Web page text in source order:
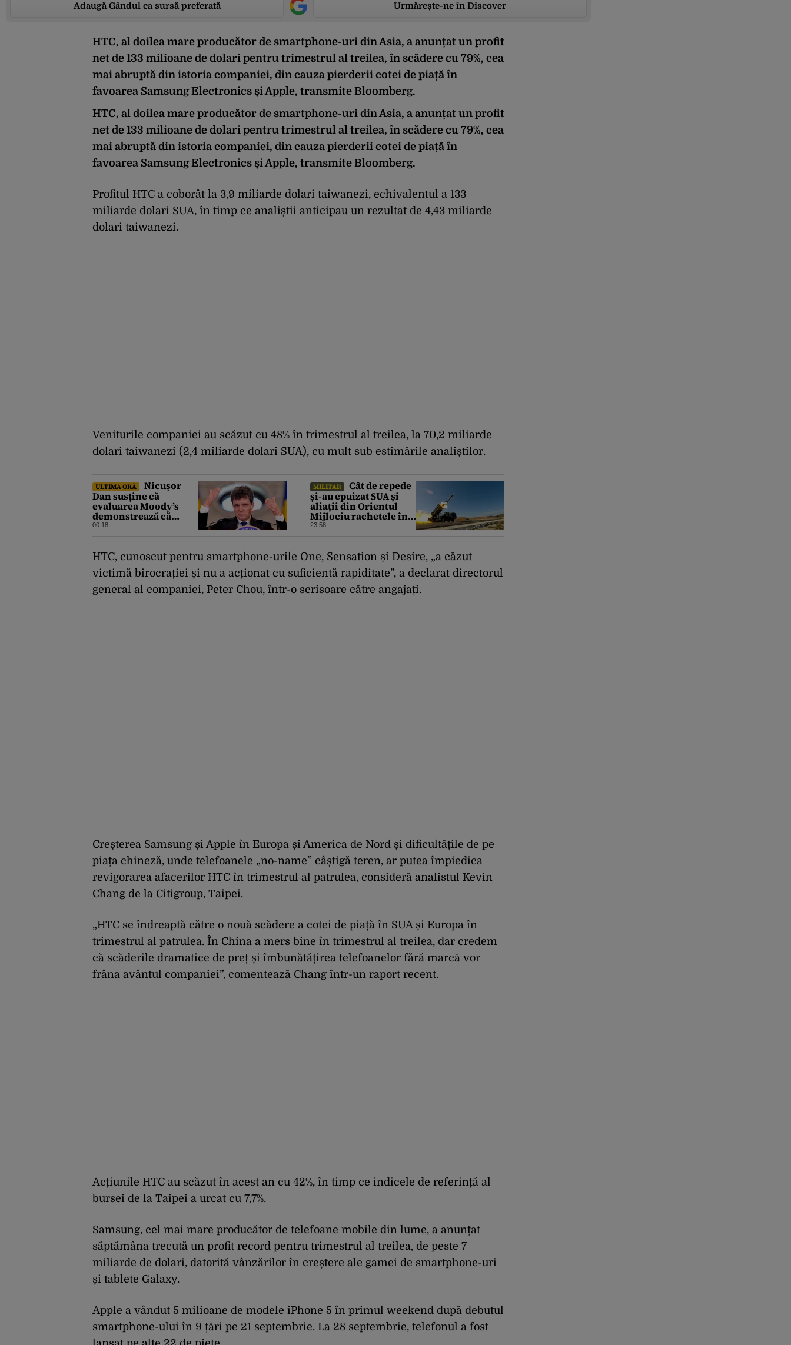
Adaugă Gândul ca sursă preferată Urmărește-ne în Discover
HTC, al doilea mare producător de smartphone-uri din Asia, a anunțat un profit
net de 133 milioane de dolari pentru trimestrul al treilea, în scădere cu 79%, cea
mai abruptă din istoria companiei, din cauza pierderii cotei de piață în
favoarea Samsung Electronics și Apple, transmite Bloomberg.
HTC, al doilea mare producător de smartphone-uri din Asia, a anunțat un profit
net de 133 milioane de dolari pentru trimestrul al treilea, în scădere cu 79%, cea
mai abruptă din istoria companiei, din cauza pierderii cotei de piață în
favoarea Samsung Electronics și Apple, transmite Bloomberg.
Profitul HTC a coborât la 3,9 miliarde dolari taiwanezi, echivalentul a 133
miliarde dolari SUA, în timp ce analiștii anticipau un rezultat de 4,43 miliarde
dolari taiwanezi.
Veniturile companiei au scăzut cu 48% în trimestrul al treilea, la 70,2 miliarde
dolari taiwanezi (2,4 miliarde dolari SUA), cu mult sub estimările analiștilor.
ULTIMA ORĂ
Nicușor
Dan susține că
evaluarea Moody’s
demonstrează că
România a făcut pașii
investitorilor: „Totuși,
perspectiva rămâne
rezervată”
00:18
MILITAR
Cât de repede
și-au epuizat SUA și
aliații din Orientul
Mijlociu rachetele în
conflictul cu Iranul
23:58
HTC, cunoscut pentru smartphone-urile One, Sensation și Desire, „a căzut
victimă birocrației și nu a acționat cu suficientă rapiditate”, a declarat directorul
general al companiei, Peter Chou, într-o scrisoare către angajați.
Creșterea Samsung și Apple în Europa și America de Nord și dificultățile de pe
piața chineză, unde telefoanele „no-name” câștigă teren, ar putea împiedica
revigorarea afacerilor HTC în trimestrul al patrulea, consideră analistul Kevin
Chang de la Citigroup, Taipei.
„HTC se îndreaptă către o nouă scădere a cotei de piață în SUA și Europa în
trimestrul al patrulea. În China a mers bine în trimestrul al treilea, dar credem
că scăderile dramatice de preț și îmbunătățirea telefoanelor fără marcă vor
frâna avântul companiei”, comentează Chang într-un raport recent.
Acțiunile HTC au scăzut în acest an cu 42%, în timp ce indicele de referință al
bursei de la Taipei a urcat cu 7,7%.
Samsung, cel mai mare producător de telefoane mobile din lume, a anunțat
săptămâna trecută un profit record pentru trimestrul al treilea, de peste 7
miliarde de dolari, datorită vânzărilor în creștere ale gamei de smartphone-uri
și tablete Galaxy.
Apple a vândut 5 milioane de modele iPhone 5 în primul weekend după debutul
smartphone-ului în 9 țări pe 21 septembrie. La 28 septembrie, telefonul a fost